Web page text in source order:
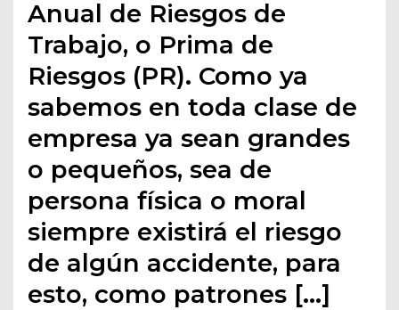
Anual de Riesgos de
Trabajo, o Prima de
Riesgos (PR). Como ya
sabemos en toda clase de
empresa ya sean grandes
o pequeños, sea de
persona física o moral
siempre existirá el riesgo
de algún accidente, para
esto, como patrones […]